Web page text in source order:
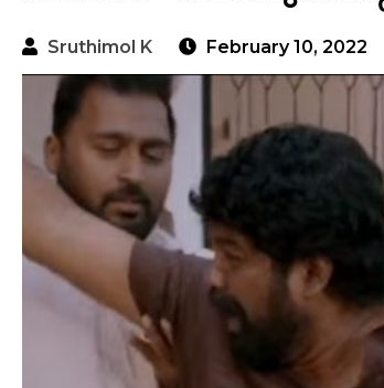
Sruthimol K February 10, 2022